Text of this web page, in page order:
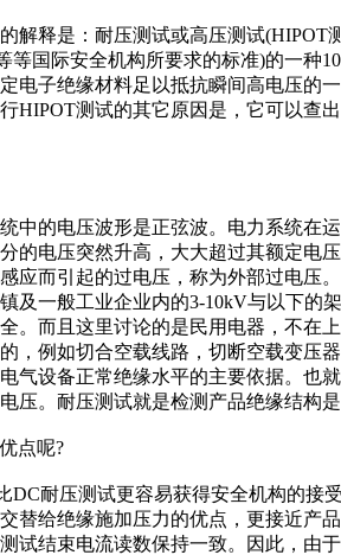
解释是：耐压测试或高压测试(HIPOT
等国际安全机构所要求的标准)的一种
电子绝缘材料足以抵抗瞬间高电压的
HIPOT测试的其它原因是，它可以查
中的电压波形是正弦波。电力系统在
的电压突然升高，大大超过其额定电
应而引起的过电压，称为外部过电压
及一般工业企业内的3-10kV与以下的
。而且这里讨论的是民用电器，不在
，例如切合空载线路，切断空载变压
气设备正常绝缘水平的主要依据。也
压。耐压测试就是检测产品绝缘结构
点呢?
耐压测试更容易获得安全机构的接
替给绝缘施加压力的优点，更接近产
试结束电流读数保持一致。因此，由